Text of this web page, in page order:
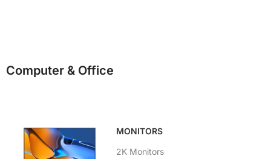
Computer & Office
MONITORS
2K Monitors